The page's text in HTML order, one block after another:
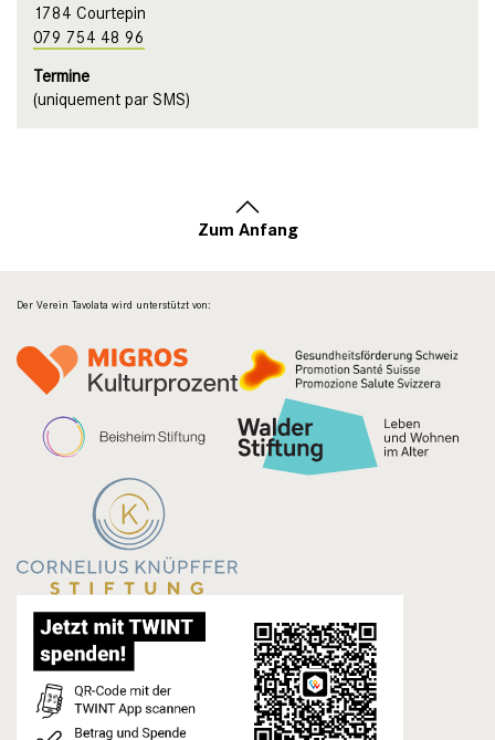
1784 Courtepin
079 754 48 96
Termine
(uniquement par SMS)
Zum Anfang
Der Verein Tavolata wird unterstützt von: